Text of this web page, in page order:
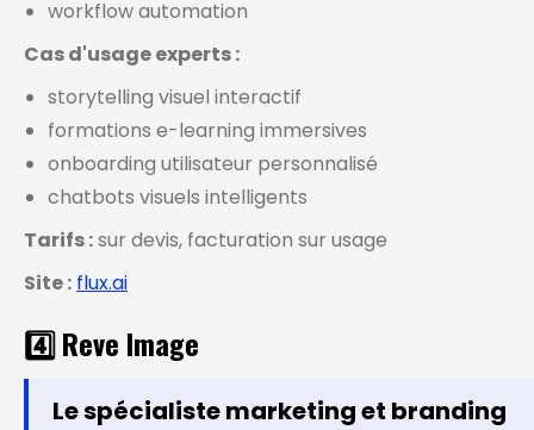
workflow automation
Cas d'usage experts :
storytelling visuel interactif
formations e-learning immersives
onboarding utilisateur personnalisé
chatbots visuels intelligents
Tarifs :sur devis, facturation sur usage
Site : flux.ai
4️⃣ Reve Image
Le spécialiste marketing et branding